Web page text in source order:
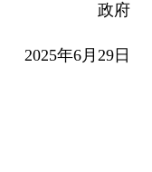
政府
2025年6月29日